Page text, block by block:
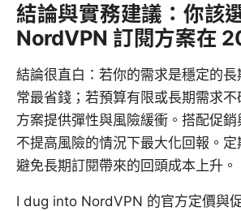
結論與實務建議：你該
NordVPN 訂閱方案在
結論很直白：若你的需求是穩定的
常最省錢；若預算有限或長期需求
方案提供彈性與風險緩衝。搭配促
不提高風險的情況下最大化回報。定
避免長期訂閱帶來的回頭成本上升。
I dug into NordVPN 的官方定價與